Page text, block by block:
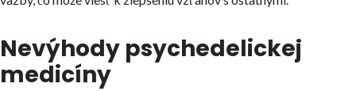
Nevýhody psychedelickej
medicíny